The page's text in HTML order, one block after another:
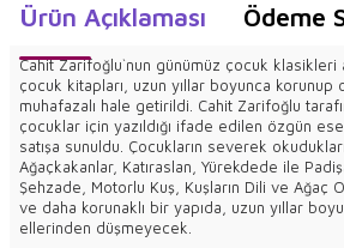
Ürün Açıklaması Ödeme
Cahit Zarifoğlu`nun günümüz çocuk klasikleri
çocuk kitapları, uzun yıllar boyunca korunup
muhafazalı hale getirildi. Cahit Zarifoğlu
çocuklar için yazıldığı ifade edilen özgün
satışa sunuldu. Çocukların severek
Ağaçkakanlar, Katıraslan, Yürekdede ile
Şehzade, Motorlu Kuş, Kuşların Dili ve Ağaç
ve daha korunaklı bir yapıda, uzun yıllar
ellerinden düşmeyecek.